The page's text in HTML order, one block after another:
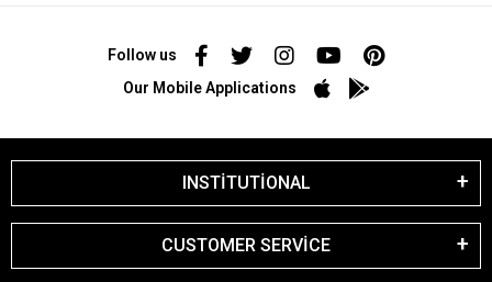
Follow us
Our Mobile Applications
INSTİTUTİONAL
CUSTOMER SERVİCE